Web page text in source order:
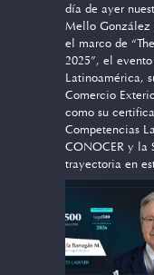
día de ayer
Mello González
el marco de
2025”, el
Latinoamérica,
Comercio
como su
Competencias
CONOCER y la
trayectoria en